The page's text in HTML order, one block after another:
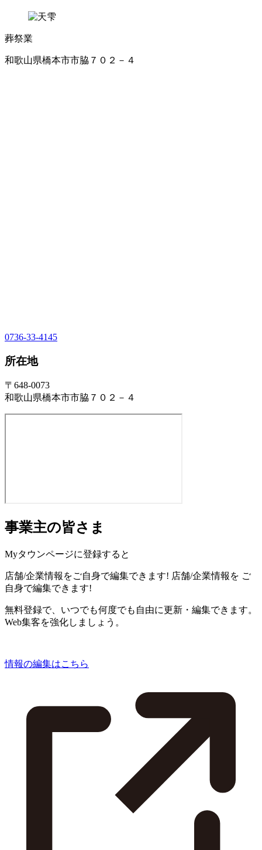
葬祭業
和歌山県橋本市市脇７０２－４
0736-33-4145
所在地
〒648-0073
和歌山県橋本市市脇７０２－４
事業主の皆さま
Myタウンページに登録すると
店舗/企業情報をご自身で編集できます! 店舗/企業情報を ご
自身で編集できます!
無料登録で、いつでも何度でも自由に更新・編集できます。
Web集客を強化しましょう。
情報の編集はこちら